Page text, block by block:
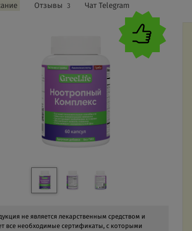
Отзывы 3 Чат Telegram
не является лекарственным средством и
все необходимые сертификаты, с которыми